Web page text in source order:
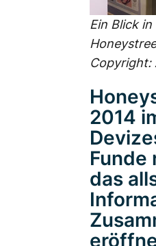
Ein Blick
Copyright:
2014
Funde
das